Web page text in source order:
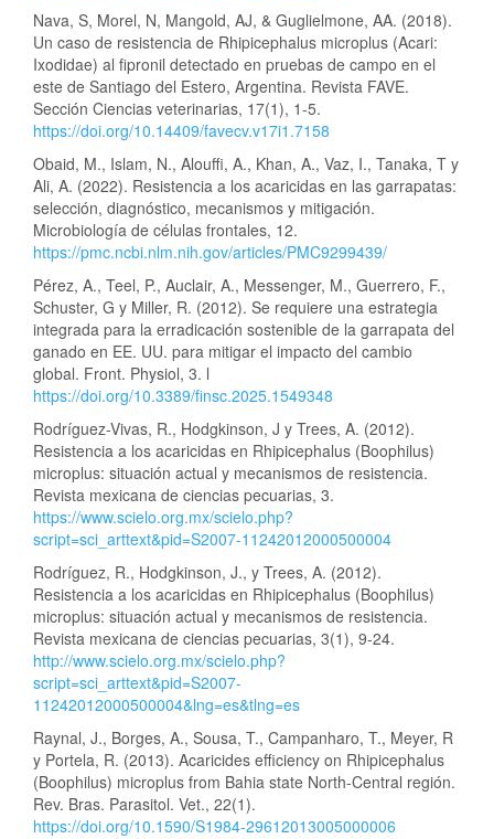
Nava, S, Morel, N, Mangold, AJ, & Guglielmone, AA. (2018).
Un caso de resistencia de Rhipicephalus microplus (Acari:
Ixodidae) al fipronil detectado en pruebas de campo en el
este de Santiago del Estero, Argentina. Revista FAVE.
Sección Ciencias veterinarias, 17(1), 1-5.
https://doi.org/10.14409/favecv.v17i1.7158
Obaid, M., Islam, N., Alouffi, A., Khan, A., Vaz, I., Tanaka, T y
Ali, A. (2022). Resistencia a los acaricidas en las garrapatas:
selección, diagnóstico, mecanismos y mitigación.
Microbiología de células frontales, 12.
https://pmc.ncbi.nlm.nih.gov/articles/PMC9299439/
Pérez, A., Teel, P., Auclair, A., Messenger, M., Guerrero, F.,
Schuster, G y Miller, R. (2012). Se requiere una estrategia
integrada para la erradicación sostenible de la garrapata del
ganado en EE. UU. para mitigar el impacto del cambio
global. Front. Physiol, 3. l
https://doi.org/10.3389/finsc.2025.1549348
Rodríguez-Vivas, R., Hodgkinson, J y Trees, A. (2012).
Resistencia a los acaricidas en Rhipicephalus (Boophilus)
microplus: situación actual y mecanismos de resistencia.
Revista mexicana de ciencias pecuarias, 3.
https://www.scielo.org.mx/scielo.php?
script=sci_arttext&pid=S2007-11242012000500004
Rodríguez, R., Hodgkinson, J., y Trees, A. (2012).
Resistencia a los acaricidas en Rhipicephalus (Boophilus)
microplus: situación actual y mecanismos de resistencia.
Revista mexicana de ciencias pecuarias, 3(1), 9-24.
http://www.scielo.org.mx/scielo.php?
script=sci_arttext&pid=S2007-
11242012000500004&lng=es&tlng=es
Raynal, J., Borges, A., Sousa, T., Campanharo, T., Meyer, R
y Portela, R. (2013). Acaricides efficiency on Rhipicephalus
(Boophilus) microplus from Bahia state North-Central región.
Rev. Bras. Parasitol. Vet., 22(1).
https://doi.org/10.1590/S1984-29612013005000006